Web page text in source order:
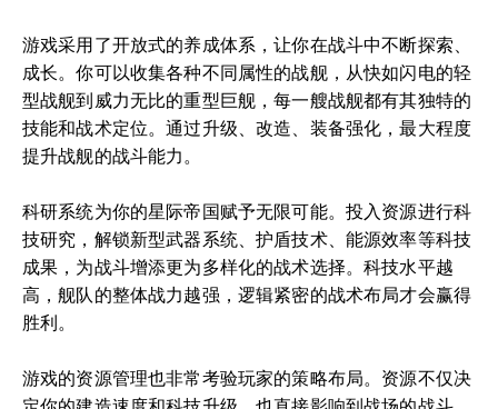
游戏采用了开放式的养成体系，让你在战斗中不断探索、
成长。你可以收集各种不同属性的战舰，从快如闪电的轻
型战舰到威力无比的重型巨舰，每一艘战舰都有其独特的
技能和战术定位。通过升级、改造、装备强化，最大程度
提升战舰的战斗能力。
科研系统为你的星际帝国赋予无限可能。投入资源进行科
技研究，解锁新型武器系统、护盾技术、能源效率等科技
成果，为战斗增添更为多样化的战术选择。科技水平越
高，舰队的整体战力越强，逻辑紧密的战术布局才会赢得
胜利。
游戏的资源管理也非常考验玩家的策略布局。资源不仅决